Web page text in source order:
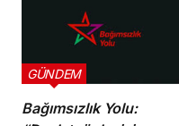
Bağımsızlık Yolu:
GÜNDEM